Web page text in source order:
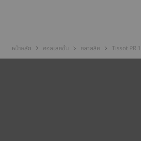
หน้าหลัก คอลเลคชั่น คลาสสิค Tissot PR